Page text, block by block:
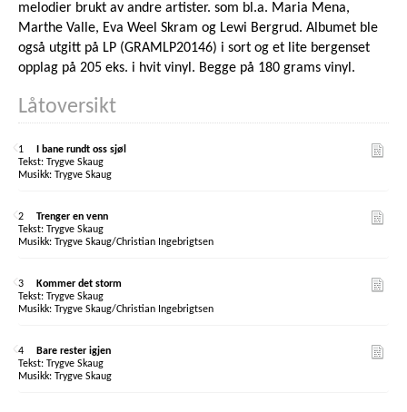
melodier brukt av andre artister. som bl.a. Maria Mena,
Marthe Valle, Eva Weel Skram og Lewi Bergrud. Albumet ble
også utgitt på LP (GRAMLP20146) i sort og et lite bergenset
opplag på 205 eks. i hvit vinyl. Begge på 180 grams vinyl.
Låtoversikt
1
I bane rundt oss sjøl
Trygve Skaug
Trygve Skaug
2
Trenger en venn
Trygve Skaug
Trygve Skaug/Christian Ingebrigtsen
3
Kommer det storm
Trygve Skaug
Trygve Skaug/Christian Ingebrigtsen
4
Bare rester igjen
Trygve Skaug
Trygve Skaug